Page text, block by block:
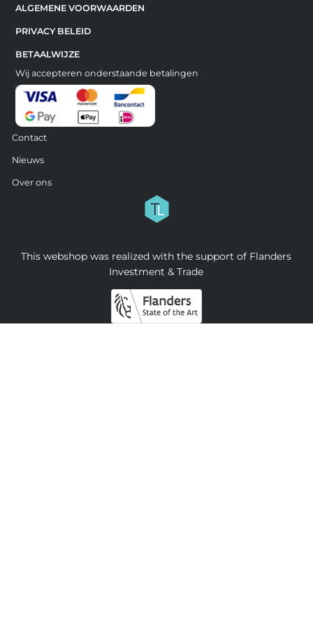
ALGEMENE VOORWAARDEN
PRIVACY BELEID
BETAALWIJZE
Wij accepteren onderstaande betalingen
Contact
Nieuws
Over ons
This webshop was realized with the support of Flanders
Investment & Trade